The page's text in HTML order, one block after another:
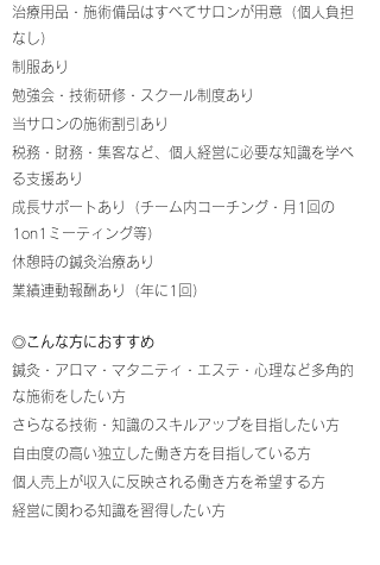
治療用品・施術備品はすべてサロンが用意（個人負担
なし）
制服あり
勉強会・技術研修・スクール制度あり
当サロンの施術割引あり
税務・財務・集客など、個人経営に必要な知識を学べ
る支援あり
成長サポートあり（チーム内コーチング・月1回の
1on1ミーティング等）
休憩時の鍼灸治療あり
業績連動報酬あり（年に1回）
◎こんな方におすすめ
鍼灸・アロマ・マタニティ・エステ・心理など多角的
な施術をしたい方
さらなる技術・知識のスキルアップを目指したい方
自由度の高い独立した働き方を目指している方
個人​売上が収入に反映される働き方を希望する方
経営に関わる知識を習得したい方